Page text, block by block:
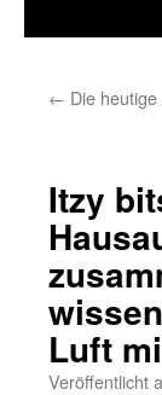
← Die
Itzy
Luft
Veröffentlicht